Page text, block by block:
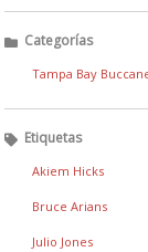
Categorías
Tampa Bay
Etiquetas
Akiem Hicks
Bruce Arians
Julio Jones